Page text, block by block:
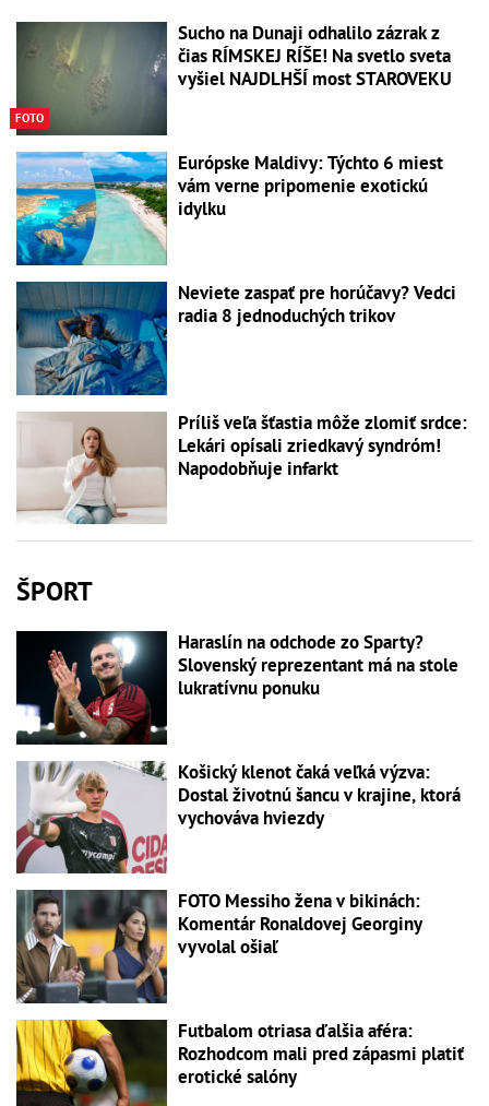
FOTO
Sucho na Dunaji odhalilo zázrak z
čias RÍMSKEJ RÍŠE! Na svetlo sveta
vyšiel NAJDLHŠÍ most STAROVEKU
Európske Maldivy: Týchto 6 miest
vám verne pripomenie exotickú
idylku
Neviete zaspať pre horúčavy? Vedci
radia 8 jednoduchých trikov
Príliš veľa šťastia môže zlomiť srdce:
Lekári opísali zriedkavý syndróm!
Napodobňuje infarkt
ŠPORT
Haraslín na odchode zo Sparty?
Slovenský reprezentant má na stole
lukratívnu ponuku
Košický klenot čaká veľká výzva:
Dostal životnú šancu v krajine, ktorá
vychováva hviezdy
FOTO Messiho žena v bikinách:
Komentár Ronaldovej Georginy
vyvolal ošiaľ
Futbalom otriasa ďalšia aféra:
Rozhodcom mali pred zápasmi platiť
erotické salóny